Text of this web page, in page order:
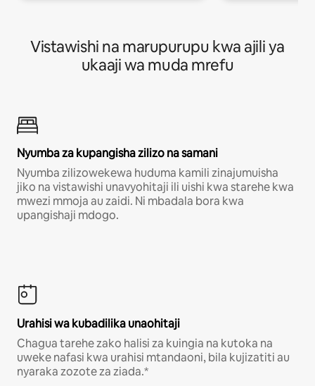
Vistawishi na marupurupu kwa ajili ya
ukaaji wa muda mrefu
Nyumba za kupangisha zilizo na samani
Nyumba zilizowekewa huduma kamili zinajumuisha
jiko na vistawishi unavyohitaji ili uishi kwa starehe kwa
mwezi mmoja au zaidi. Ni mbadala bora kwa
upangishaji mdogo.
Urahisi wa kubadilika unaohitaji
Chagua tarehe zako halisi za kuingia na kutoka na
uweke nafasi kwa urahisi mtandaoni, bila kujizatiti au
nyaraka zozote za ziada.*